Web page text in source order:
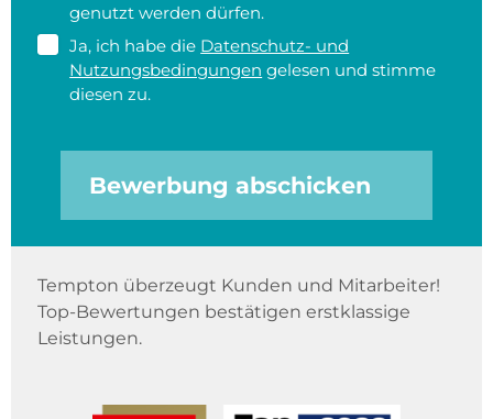
genutzt werden dürfen.
Ja, ich habe die Datenschutz- und
Nutzungsbedingungen gelesen und stimme
diesen zu.
Bewerbung abschicken
Tempton überzeugt Kunden und Mitarbeiter!
Top-Bewertungen bestätigen erstklassige
Leistungen.